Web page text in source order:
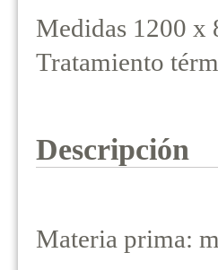
Medidas 1200 x
Tratamiento
Descripción
Materia prima: